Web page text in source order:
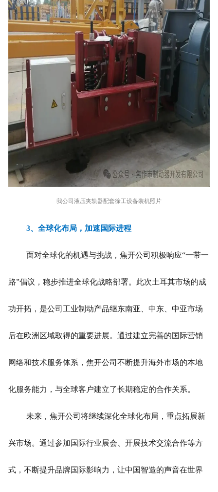
我公司液压夹轨器配套徐工设备装机照片
3、 全球化布局，加速国际进程
面对全球化的机遇与挑战，焦开公司积极响应“一带一
路”倡议，稳步推进全球化战略部署。此次土耳其市场的成
功开拓，是公司工业制动产品继东南亚、中东、中亚市场
后在欧洲区域取得的重要进展。通过建立完善的国际营销
网络和技术服务体系，焦开公司不断提升海外市场的本地
化服务能力，与全球客户建立了长期稳定的合作关系。
未来，焦开公司将继续深化全球化布局，重点拓展新
兴市场。通过参加国际行业展会、开展技术交流合作等方
式，不断提升品牌国际影响力，让中国智造的声音在世界